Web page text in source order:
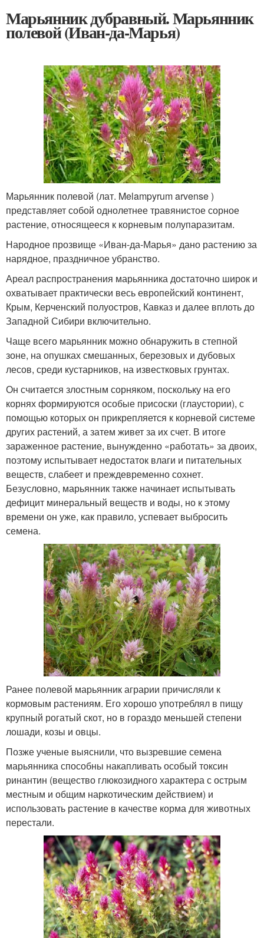
Марьянник дубравный. Марьянник
полевой (Иван-да-Марья)
Марьянник полевой (лат. Melampyrum arvense )
представляет собой однолетнее травянистое сорное
растение, относящееся к корневым полупаразитам.
Народное прозвище «Иван-да-Марья» дано растению за
нарядное, праздничное убранство.
Ареал распространения марьянника достаточно широк и
охватывает практически весь европейский континент,
Крым, Керченский полуостров, Кавказ и далее вплоть до
Западной Сибири включительно.
Чаще всего марьянник можно обнаружить в степной
зоне, на опушках смешанных, березовых и дубовых
лесов, среди кустарников, на известковых грунтах.
Он считается злостным сорняком, поскольку на его
корнях формируются особые присоски (глаустории), с
помощью которых он прикрепляется к корневой системе
других растений, а затем живет за их счет. В итоге
зараженное растение, вынужденно «работать» за двоих,
поэтому испытывает недостаток влаги и питательных
веществ, слабеет и преждевременно сохнет.
Безусловно, марьянник также начинает испытывать
дефицит минеральный веществ и воды, но к этому
времени он уже, как правило, успевает выбросить
семена.
Ранее полевой марьянник аграрии причисляли к
кормовым растениям. Его хорошо употреблял в пищу
крупный рогатый скот, но в гораздо меньшей степени
лошади, козы и овцы.
Позже ученые выяснили, что вызревшие семена
марьянника способны накапливать особый токсин
ринантин (вещество глюкозидного характера с острым
местным и общим наркотическим действием) и
использовать растение в качестве корма для животных
перестали.